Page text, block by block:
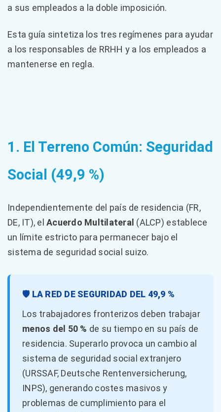
a sus empleados a la doble imposición.
Esta guía sintetiza los tres regímenes para ayudar
a los responsables de RRHH y a los empleados a
mantenerse en regla.
1. El Terreno Común: Seguridad
Social (49,9 %)
Independientemente del país de residencia (FR,
DE, IT), elAcuerdo Multilateral (ALCP) establece
un límite estricto para permanecer bajo el
sistema de seguridad social suizo.
🛡️ LA RED DE SEGURIDAD DEL 49,9 %
Los trabajadores fronterizos deben trabajar
menos del 50 % de su tiempo en su país de
residencia. Superarlo provoca un cambio al
sistema de seguridad social extranjero
(URSSAF, Deutsche Rentenversicherung,
INPS), generando costes masivos y
problemas de cumplimiento para el